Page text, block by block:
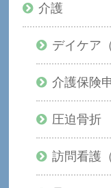
介護
デイケア
介護保険
圧迫骨折
訪問看護